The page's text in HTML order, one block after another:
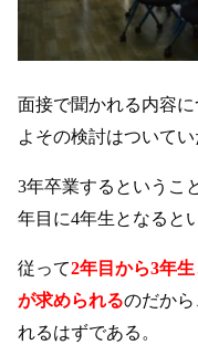
面接で聞かれる内容
よその検討はついてい
3年卒業するというこ
年目に4年生となると
従って2年目から3年
が求められるのだか
れるはずである。